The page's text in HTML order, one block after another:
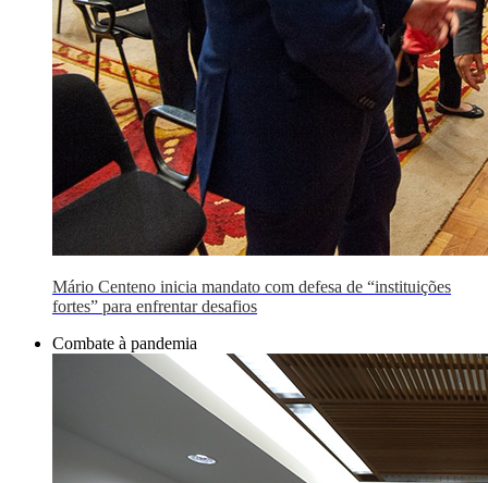
Mário Centeno inicia mandato com defesa de “instituições
fortes” para enfrentar desafios
Combate à pandemia